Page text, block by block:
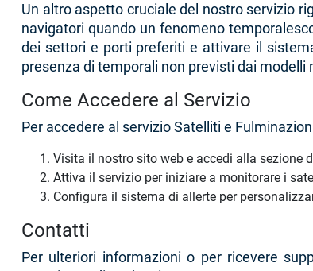
Un altro aspetto cruciale del nostro servizio
navigatori quando un fenomeno
dei settori e porti preferiti e attivare il
presenza di temporali non previsti dai modelli
Come Accedere al Servizio
Per accedere al servizio Satelliti e
Visita il nostro sito web e accedi alla sezione
Attiva il servizio per iniziare a monitorare i
Configura il sistema di allerte per
Contatti
Per ulteriori informazioni o per ricevere